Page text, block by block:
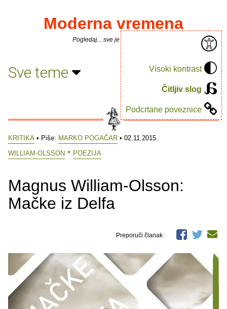
Visoki kontrast
Čitljiv slog
Podcrtane poveznice
Moderna vremena
Pogledaj... sve je puno knjiga.
Sve teme
KRITIKA • Piše: MARKO POGAČAR • 02.11.2015.
WILLIAM-OLSSON
POEZIJA
Magnus William-Olsson:
Mačke iz Delfa
Preporuči članak